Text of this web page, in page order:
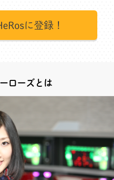
に登録！
ローズとは